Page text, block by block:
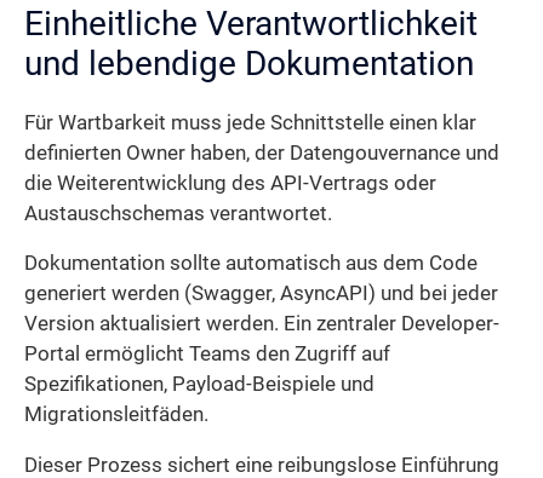
Einheitliche Verantwortlichkeit
und lebendige Dokumentation
Für Wartbarkeit muss jede Schnittstelle einen klar
definierten Owner haben, der Daten­gouvernance und
die Weiterentwicklung des API-Vertrags oder
Austauschschemas verantwortet.
Dokumentation sollte automatisch aus dem Code
generiert werden (Swagger, AsyncAPI) und bei jeder
Version aktualisiert werden. Ein zentraler Developer-
Portal ermöglicht Teams den Zugriff auf
Spezifikationen, Payload-Beispiele und
Migrationsleitfäden.
Dieser Prozess sichert eine reibungslose Einführung